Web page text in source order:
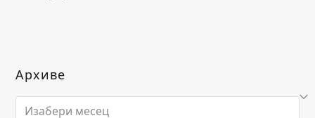
Архиве
Архиве